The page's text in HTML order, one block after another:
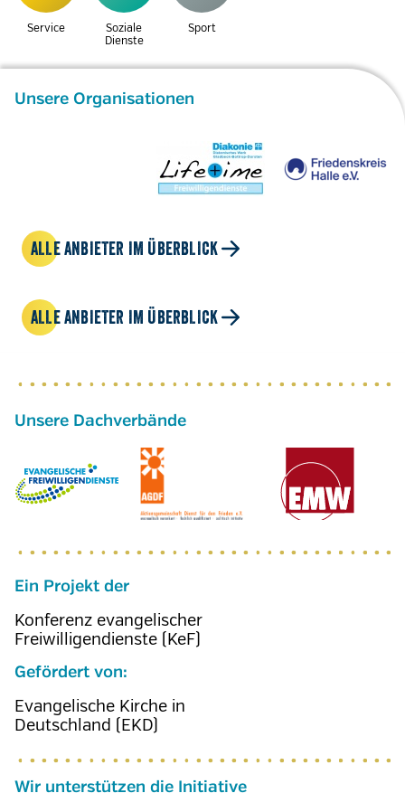
Service
Soziale
Dienste
Sport
Unsere Organisationen
ALLE ANBIETER IM ÜBERBLICK
ALLE ANBIETER IM ÜBERBLICK
Ein Projekt der
Konferenz evangelischer
Freiwilligendienste (KeF)
Gefördert von:
Evangelische Kirche in
Deutschland (EKD)
Wir unterstützen die Initiative